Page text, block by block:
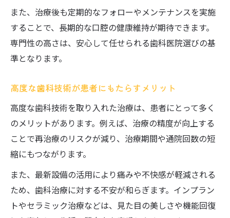
また、治療後も定期的なフォローやメンテナンスを実施
することで、長期的な口腔の健康維持が期待できます。
専門性の高さは、安心して任せられる歯科医院選びの基
準となります。
高度な歯科技術が患者にもたらすメリット
高度な歯科技術を取り入れた治療は、患者にとって多く
のメリットがあります。例えば、治療の精度が向上する
ことで再治療のリスクが減り、治療期間や通院回数の短
縮にもつながります。
また、最新設備の活用により痛みや不快感が軽減される
ため、歯科治療に対する不安が和らぎます。インプラン
トやセラミック治療などは、見た目の美しさや機能回復